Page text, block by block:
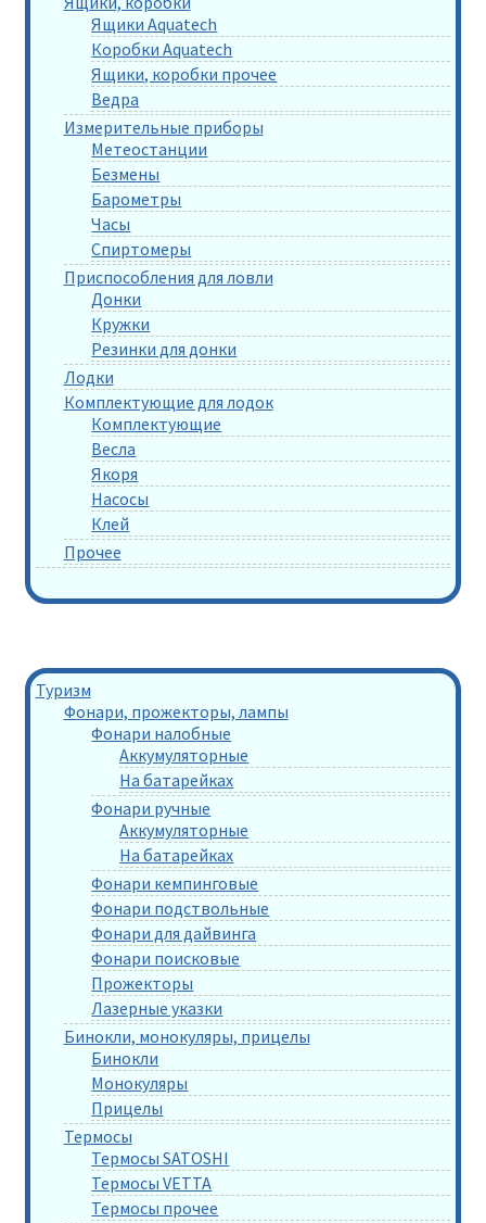
Ящики Aquatech
Коробки Aquatech
Ящики, коробки прочее
Ведра
Измерительные приборы
Метеостанции
Безмены
Барометры
Часы
Спиртомеры
Приспособления для ловли
Донки
Кружки
Резинки для донки
Лодки
Комплектующие для лодок
Комплектующие
Весла
Якоря
Насосы
Клей
Прочее
Туризм
Фонари, прожекторы, лампы
Фонари налобные
Аккумуляторные
На батарейках
Фонари ручные
Аккумуляторные
На батарейках
Фонари кемпинговые
Фонари подствольные
Фонари для дайвинга
Фонари поисковые
Прожекторы
Лазерные указки
Бинокли, монокуляры, прицелы
Бинокли
Монокуляры
Прицелы
Термосы
Термосы SATOSHI
Термосы VETTA
Термосы прочее